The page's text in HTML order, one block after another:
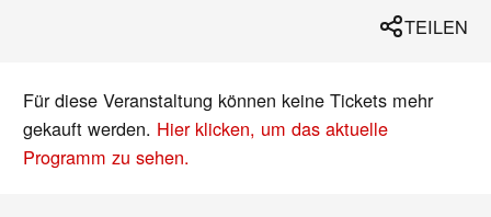
TEILEN
Für diese Veranstaltung können keine Tickets mehr
gekauft werden. Hier klicken, um das aktuelle
Programm zu sehen.